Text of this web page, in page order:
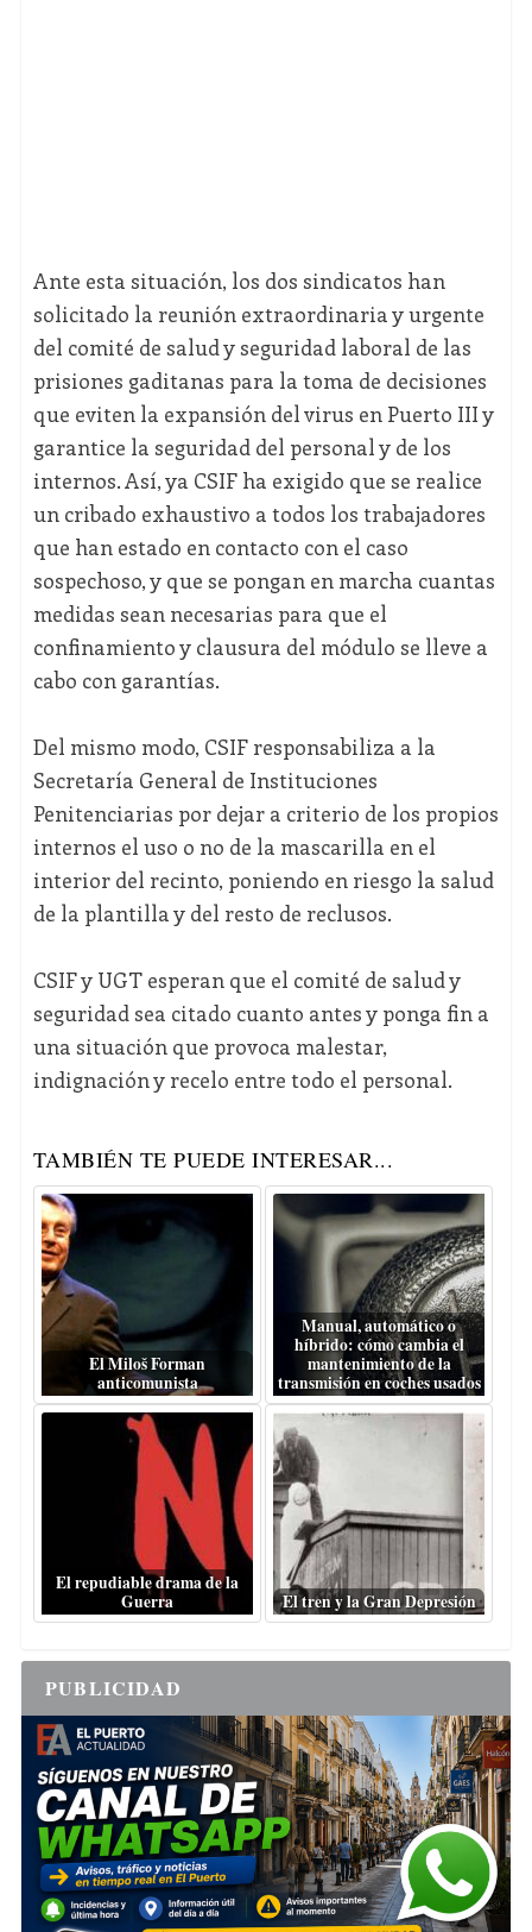
Ante esta situación, los dos sindicatos han
solicitado la reunión extraordinaria y urgente
del comité de salud y seguridad laboral de las
prisiones gaditanas para la toma de decisiones
que eviten la expansión del virus en Puerto III y
garantice la seguridad del personal y de los
internos. Así, ya CSIF ha exigido que se realice
un cribado exhaustivo a todos los trabajadores
que han estado en contacto con el caso
sospechoso, y que se pongan en marcha cuantas
medidas sean necesarias para que el
confinamiento y clausura del módulo se lleve a
cabo con garantías.
Del mismo modo, CSIF responsabiliza a la
Secretaría General de Instituciones
Penitenciarias por dejar a criterio de los propios
internos el uso o no de la mascarilla en el
interior del recinto, poniendo en riesgo la salud
de la plantilla y del resto de reclusos.
CSIF y UGT esperan que el comité de salud y
seguridad sea citado cuanto antes y ponga fin a
una situación que provoca malestar,
indignación y recelo entre todo el personal.
TAMBIÉN TE PUEDE INTERESAR...
El Miloš Forman
anticomunista
Manual, automático o
híbrido: cómo cambia el
mantenimiento de la
transmisión en coches usados
El repudiable drama de la
Guerra
El tren y la Gran Depresión
PUBLICIDAD